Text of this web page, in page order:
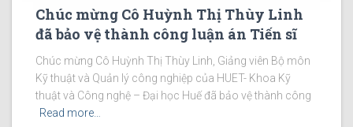
Chúc mừng Cô Huỳnh Thị Thùy Linh
đã bảo vệ thành công luận án Tiến sĩ
Chúc mừng Cô Huỳnh Thị Thùy Linh, Giảng viên Bộ môn
Kỹ thuật và Quản lý công nghiệp của HUET- Khoa Kỹ
thuật và Công nghệ – Đại học Huế đã bảo vệ thành công
Read more…